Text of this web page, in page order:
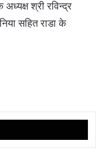
श्री रविन्द्र
सहित राडा के